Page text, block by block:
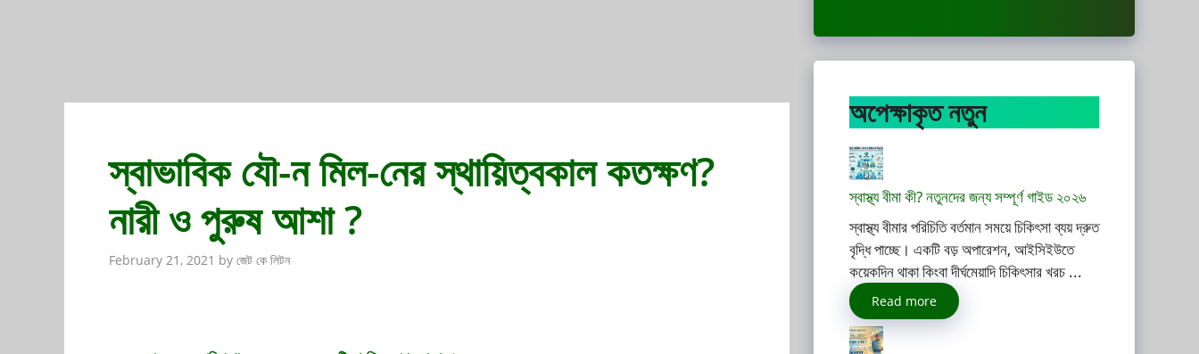
স্বাভাবিক যৌ-ন মিল-নের স্থায়িত্বকাল কতক্ষণ?
নারী ও পুরুষ আশা ?
February 21, 2021 by জেট কে লিটন
অপেক্ষাকৃত নতুন
স্বাস্থ্য বীমা কী? নতুনদের জন্য সম্পূর্ণ গাইড ২০২৬
স্বাস্থ্য বীমার পরিচিতি বর্তমান সময়ে চিকিৎসা ব্যয় দ্রুত
বৃদ্ধি পাচ্ছে। একটি বড় অপারেশন, আইসিইউতে
কয়েকদিন থাকা কিংবা দীর্ঘমেয়াদি চিকিৎসার খরচ ...
Read more